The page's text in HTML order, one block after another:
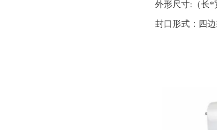
外形尺寸:（长*
封口形式：四